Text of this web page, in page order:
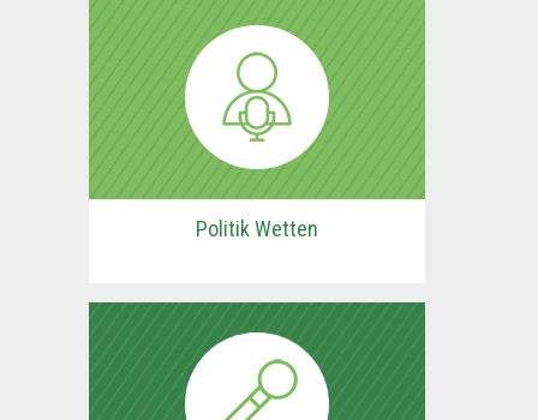
Politik Wetten